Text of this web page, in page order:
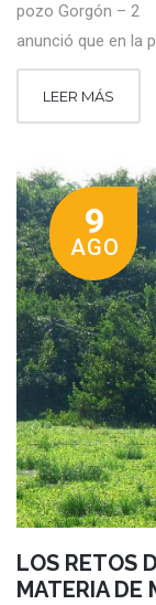
pozo Gorgón –
anunció que en la
LEER MÁS
9
AGO
LOS RETOS
MATERIA DE